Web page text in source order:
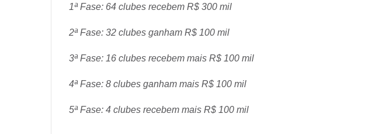
1ª Fase: 64 clubes recebem R$ 300 mil
2ª Fase: 32 clubes ganham R$ 100 mil
3ª Fase: 16 clubes recebem mais R$ 100 mil
4ª Fase: 8 clubes ganham mais R$ 100 mil
5ª Fase: 4 clubes recebem mais R$ 100 mil